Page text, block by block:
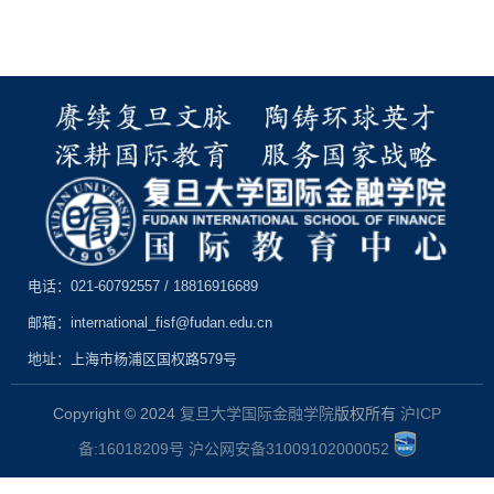
电话：021-60792557 / 18816916689
邮箱：international_fisf@fudan.edu.cn
地址：上海市杨浦区国权路579号
Copyright © 2024 复旦大学国际金融学院版权所有 沪ICP
备:16018209号 沪公网安备31009102000052